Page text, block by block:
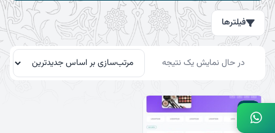
جستجو
جستجو
برای:
جستجو
دسته‌بندی
استانداری
فیلترها
در حال نمایش یک نتیجه
29٪